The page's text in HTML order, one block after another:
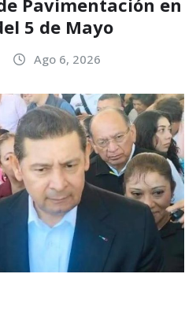
Pavimentación en
5 de Mayo
Ago 6, 2026